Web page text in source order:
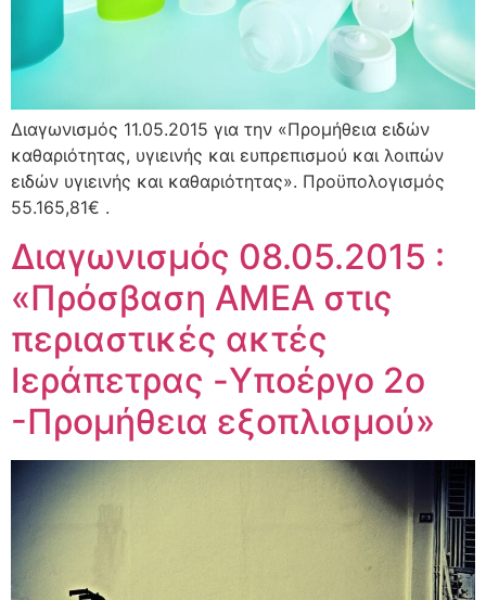
Διαγωνισμός 11.05.2015 για την «Προμήθεια ειδών
καθαριότητας, υγιεινής και ευπρεπισμού και λοιπών
ειδών υγιεινής και καθαριότητας». Προϋπολογισμός
55.165,81€ .
Διαγωνισμός 08.05.2015 :
«Πρόσβαση ΑΜΕΑ στις
περιαστικές ακτές
Ιεράπετρας -Yποέργο 2ο
-Προμήθεια εξοπλισμού»